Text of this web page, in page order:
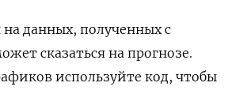
данных, полученных с
сказаться на прогнозе.
используйте код, чтобы